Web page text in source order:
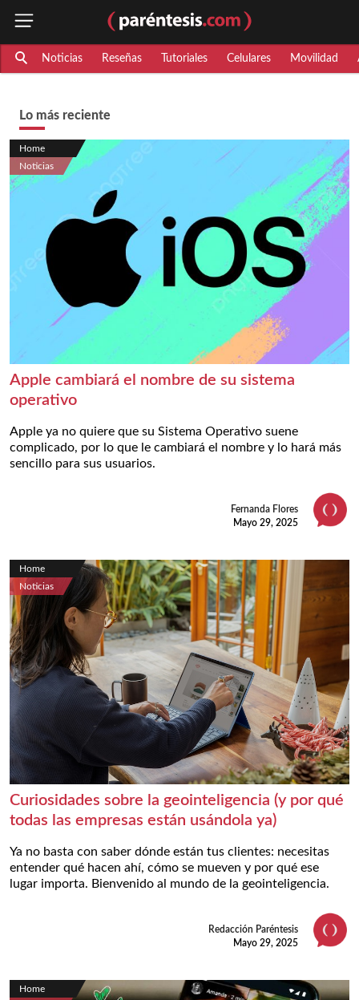
Noticias Reseñas Tutoriales Celulares Movilidad
Lo más reciente
Home
Noticias
Apple cambiará el nombre de su sistema
operativo
Apple ya no quiere que su Sistema Operativo suene
complicado, por lo que le cambiará el nombre y lo hará más
sencillo para sus usuarios.
Fernanda Flores
Mayo 29, 2025
Home
Noticias
Curiosidades sobre la geointeligencia (y por qué
todas las empresas están usándola ya)
Ya no basta con saber dónde están tus clientes: necesitas
entender qué hacen ahí, cómo se mueven y por qué ese
lugar importa. Bienvenido al mundo de la geointeligencia.
Redacción Paréntesis
Mayo 29, 2025
Home